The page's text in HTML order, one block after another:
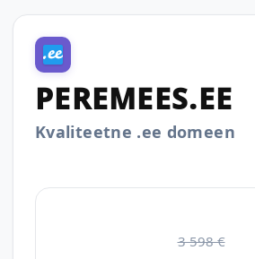
PEREMEES.EE
Kvaliteetne .ee domeen
3 598 €